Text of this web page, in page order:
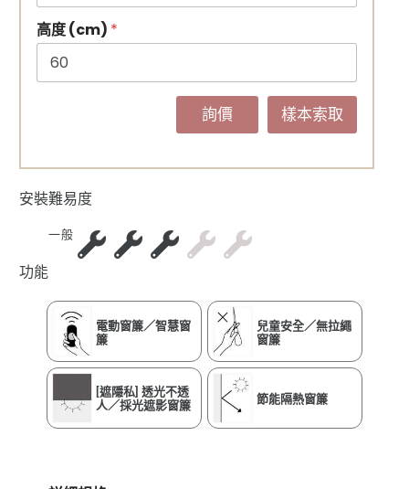
高度 (cm) *
詢價 樣本索取
安裝難易度
一般
功能
電動窗簾／智慧窗
簾
兒童安全／無拉繩
窗簾
[遮隱私] 透光不透
人／採光遮影窗簾
節能隔熱窗簾